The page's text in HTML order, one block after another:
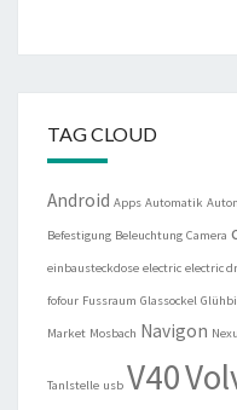
TAG CLOUD
Android Apps Automatik
Befestigung Beleuchtung Camera
einbausteckdose electric electric
fofour Fussraum Glassockel
Market Mosbach Navigon
Tanlstelle usb V40